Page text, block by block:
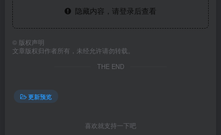
隐藏内容，请登录后查看
© 版权声明
文章版权归作者所有，未经允许请勿转载。
THE END
更新预览
喜欢就支持一下吧